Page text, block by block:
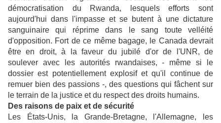
démocratisation du Rwanda, lesquels efforts sont
aujourd'hui dans l'impasse et se butent à une dictature
sanguinaire qui réprime dans le sang toute velléité
d'opposition. Fort de ce même bagage, le Canada devrait
être en droit, à la faveur du jubilé d'or de l'UNR, de
soulever avec les autorités rwandaises, - même si le
dossier est potentiellement explosif et qu'il continue de
remuer bien des passions -, des questions qui fâchent sur
le terrain de la justice et du respect des droits humains.
Des raisons de paix et de sécurité
Les États-Unis, la Grande-Bretagne, l'Allemagne, les